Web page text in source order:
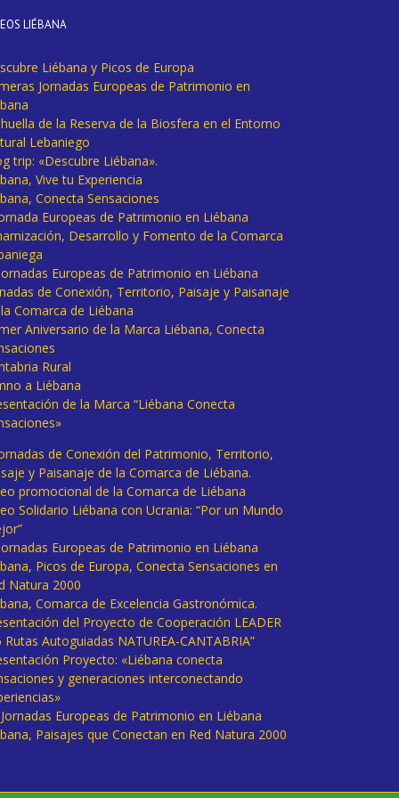
LIÉBANA
Liébana y Picos de Europa
Jornadas Europeas de Patrimonio en
de la Reserva de la Biosfera en el Entorno
Lebaniego
trip: «Descubre Liébana».
Vive tu Experiencia
Conecta Sensaciones
Europeas de Patrimonio en Liébana
Desarrollo y Fomento de la Comarca
Europeas de Patrimonio en Liébana
de Conexión, Territorio, Paisaje y Paisanaje
Comarca de Liébana
Aniversario de la Marca Liébana, Conecta
Rural
a Liébana
de la Marca “Liébana Conecta
de Conexión del Patrimonio, Territorio,
y Paisanaje de la Comarca de Liébana.
promocional de la Comarca de Liébana
Solidario Liébana con Ucrania: “Por un Mundo
Europeas de Patrimonio en Liébana
Picos de Europa, Conecta Sensaciones en
Natura 2000
Comarca de Excelencia Gastronómica.
del Proyecto de Cooperación LEADER
Rutas Autoguiadas NATUREA-CANTABRIA”
Proyecto: «Liébana conecta
y generaciones interconectando
Europeas de Patrimonio en Liébana
Paisajes que Conectan en Red Natura 2000